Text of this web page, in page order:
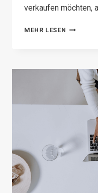
verkaufen möchten,
MEHR LESEN WIX
WELCHER
BESSER?